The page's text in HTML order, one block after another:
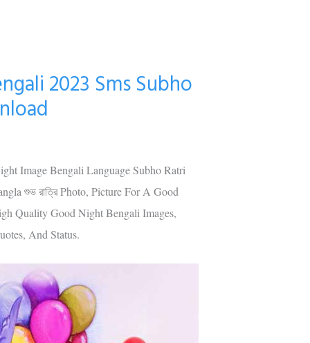
2023 Sms Subho
Image Bengali Language Subho Ratri
শুভ রাত্রি Photo, Picture For A Good
Quality Good Night Bengali Images,
And Status.